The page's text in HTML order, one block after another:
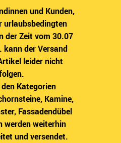
und Kunden,
urlaubsbedingten
der Zeit vom 30.07
kann der Versand
leider nicht
Kategorien
Kamine,
Fassadendübel
werden weiterhin
und versendet.